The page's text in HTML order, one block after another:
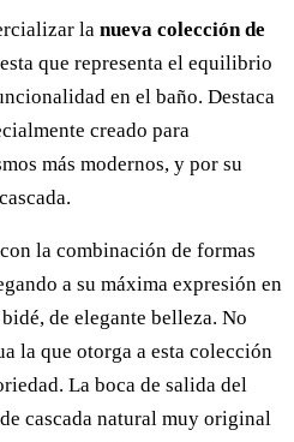
la nueva colección de
que representa el equilibrio
en el baño. Destaca
creado para
más modernos, y por su
la combinación de formas
a su máxima expresión en
de elegante belleza. No
la que otorga a esta colección
La boca de salida del
cascada natural muy original